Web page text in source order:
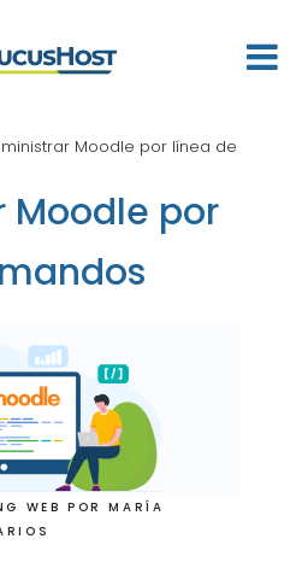
Moodle por línea de
Moodle por
WEB PORMARÍA